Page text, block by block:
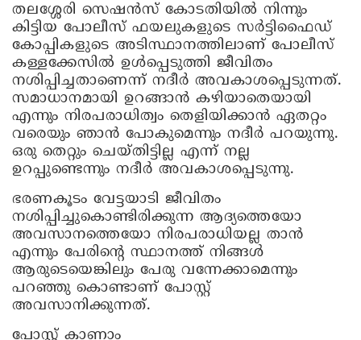
തലശ്ശേരി സെഷന്‍സ് കോടതിയില്‍ നിന്നും
കിട്ടിയ പോലീസ് ഫയലുകളുടെ സര്‍ട്ടിഫൈഡ്
കോപ്പികളുടെ അടിസ്ഥാനത്തിലാണ് പോലീസ്
കള്ളക്കേസില്‍ ഉള്‍പ്പെടുത്തി ജീവിതം
നശിപ്പിച്ചതാണെന്ന് നദീര്‍ അവകാശപ്പെടുന്നത്.
സമാധാനമായി ഉറങ്ങാന്‍ കഴിയാതെയായി
എന്നും നിരപരാധിത്വം തെളിയിക്കാന്‍ ഏതറ്റം
വരെയും ഞാന്‍ പോകുമെന്നും നദീര്‍ പറയുന്നു.
ഒരു തെറ്റും ചെയ്തിട്ടില്ല എന്ന് നല്ല
ഉറപ്പുണ്ടെന്നും നദീര്‍ അവകാശപ്പെടുന്നു.
ഭരണകൂടം വേട്ടയാടി ജീവിതം
നശിപ്പിച്ചുകൊണ്ടിരിക്കുന്ന ആദ്യത്തെയോ
അവസാനത്തെയോ നിരപരാധിയല്ല താന്‍
എന്നും പേരിന്റെ സ്ഥാനത്ത് നിങ്ങള്‍
ആരുടെയെങ്കിലും പേരു വന്നേക്കാമെന്നും
പറഞ്ഞു കൊണ്ടാണ് പോസ്റ്റ്
അവസാനിക്കുന്നത്.
പോസ്റ്റ് കാണാം